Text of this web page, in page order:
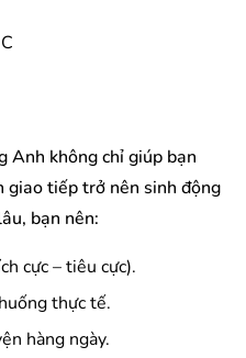
Anh không chỉ giúp bạn
giao tiếp trở nên sinh động
bạn nên:
cực – tiêu cực).
thực tế.
hàng ngày.